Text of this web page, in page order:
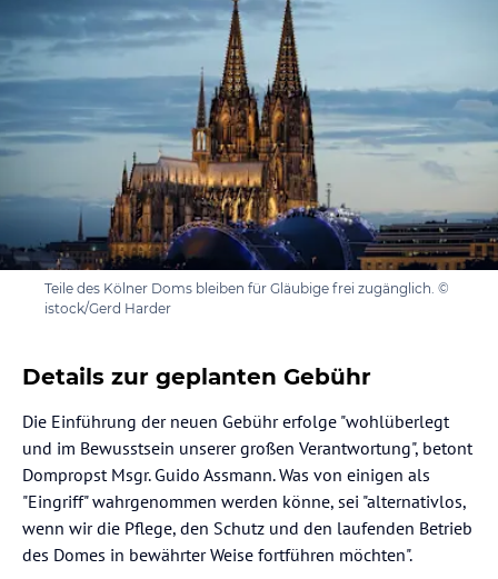
Teile des Kölner Doms bleiben für Gläubige frei zugänglich. ©
istock/Gerd Harder
Details zur geplanten Gebühr
Die Einführung der neuen Gebühr erfolge "wohlüberlegt
und im Bewusstsein unserer großen Verantwortung", betont
Dompropst Msgr. Guido Assmann. Was von einigen als
"Eingriff" wahrgenommen werden könne, sei "alternativlos,
wenn wir die Pflege, den Schutz und den laufenden Betrieb
des Domes in bewährter Weise fortführen möchten".